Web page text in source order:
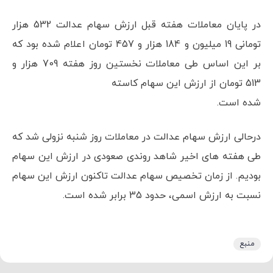
در پایان معاملات هفته قبل ارزش سهام عدالت 532 هزار
تومانی 19 میلیون و 184 هزار و 457 تومان اعلام شده بود که
بر این اساس طی معاملات نخستین روز هفته 709 هزار و
513 تومان از ارزش این سهام کاسته
شده است.
درحالی ارزش سهام عدالت در معاملات روز شنبه نزولی شد که
طی هفته های اخیر شاهد روندی صعودی در ارزش این سهام
بودیم. از زمان تخصیص سهام عدالت تاکنون ارزش این سهام
نسبت به ارزش اسمی، حدود 35 برابر شده است.
منبع